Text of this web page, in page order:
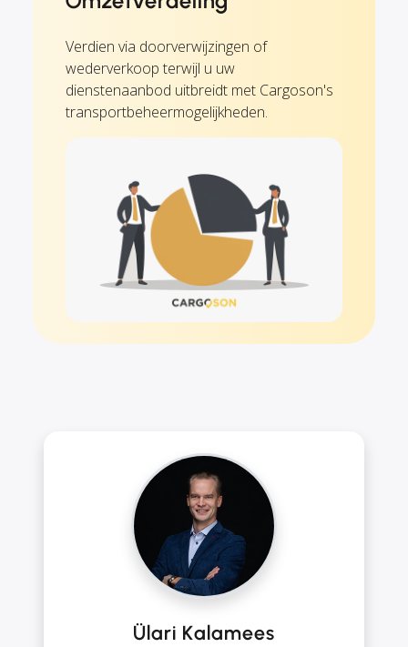
Verdien via doorverwijzingen of
wederverkoop terwijl u uw
dienstenaanbod uitbreidt met Cargoson's
transportbeheermogelijkheden.
Ülari Kalamees